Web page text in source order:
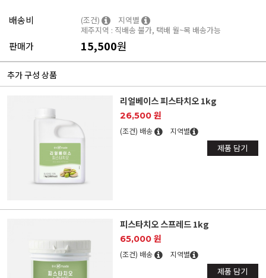
배송비 (조건)
지역별
제주지역 : 직배송 불가, 택배 월~목 배송가능
판매가 15,500원
추가 구성 상품
리얼베이스 피스타치오 1kg
26,500 원
(조건) 배송 지역별
제품 담기
피스타치오 스프레드 1kg
65,000 원
(조건) 배송 지역별
제품 담기